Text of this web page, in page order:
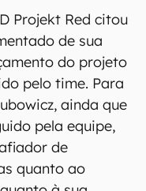
Projekt Red citou
de sua
do projeto
pelo time. Para
ainda que
pela equipe,
de
quanto ao